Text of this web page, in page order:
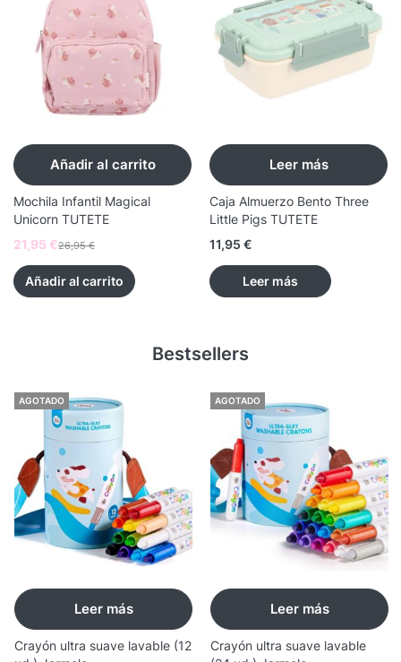
Añadir al carrito
Mochila Infantil Magical
Unicorn TUTETE
26,95€
21,95 €
Añadir al carrito
Leer más
Caja Almuerzo Bento Three
Little Pigs TUTETE
11,95 €
Leer más
Bestsellers
AGOTADO
Leer más
Crayón ultra suave lavable (12
AGOTADO
Leer más
Crayón ultra suave lavable